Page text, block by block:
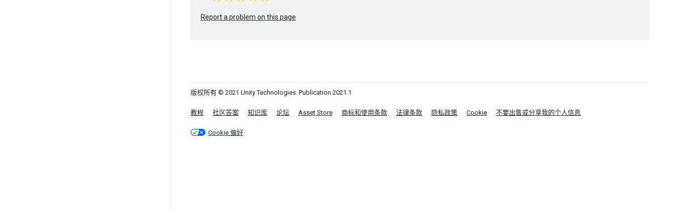
Report a problem on this page
版权所有 © 2021 Unity Technologies. Publication 2021.1
教程 社区答案 知识库 论坛 Asset Store 商标和使用条款 法律条款 隐私政策 Cookie 不要出售或分享我的个人信息
Cookie 偏好